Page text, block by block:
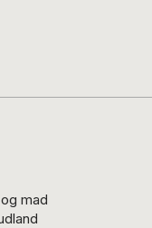
mad